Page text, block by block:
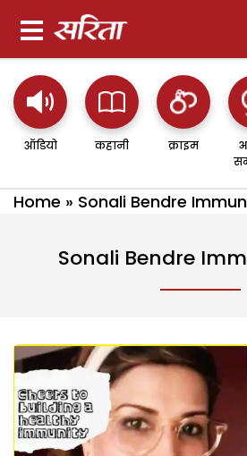
ऑडियो कहानी क्राइम
Home » Sonali Bendre
Sonali Bendre